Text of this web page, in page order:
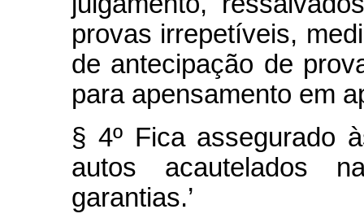
provas irrepetíveis,
de antecipação de
para apensamento em
§ 4º Fica assegurado
autos acautelados
garantias.’